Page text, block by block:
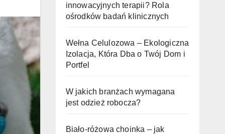
innowacyjnych terapii? Rola
ośrodków badań klinicznych
Wełna Celulozowa – Ekologiczna
Izolacja, Która Dba o Twój Dom i
Portfel
W jakich branżach wymagana
jest odzież robocza?
Biało-różowa choinka – jak